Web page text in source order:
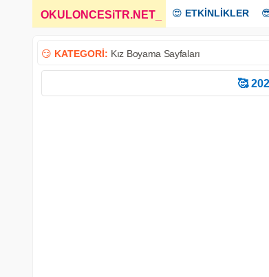
OKULONCESiTR.NET 😍 ETKİNLİKLER
😏 KATEGORİ: Kız Boyama Sayfaları
🥰